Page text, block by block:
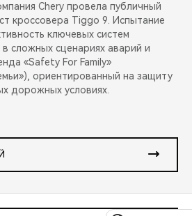
Chery провела публичный
кроссовера Tiggo 9. Испытание
ключевых систем
сложных сценариях аварий и
«Safety For Family»
ориентированный на защиту
дорожных условиях.